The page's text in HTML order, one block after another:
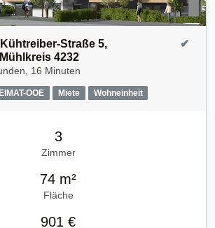
Kühtreiber-Straße 5,
4232
16 Minuten
OOE Miete Wohneinheit
✔
3
Zimmer
74 m²
Fläche
901 €